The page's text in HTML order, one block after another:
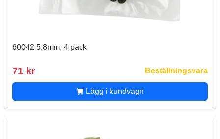
60042 5,8mm, 4 pack
71 kr Beställningsvara
Lägg i kundvagn